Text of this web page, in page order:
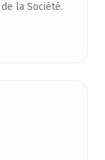
la Société.